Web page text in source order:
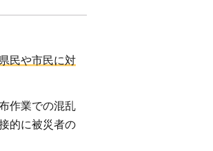
民や市民に対
作業での混乱
的に被災者の